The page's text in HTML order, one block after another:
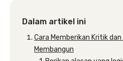
Dalam artikel ini
Cara Memberikan Kritik
Membangun